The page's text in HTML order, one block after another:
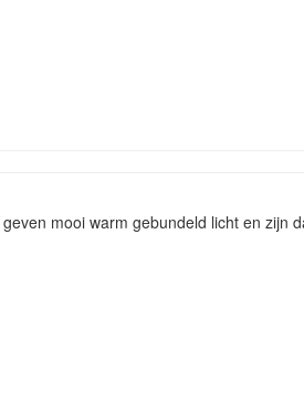
mooi warm gebundeld licht en zijn